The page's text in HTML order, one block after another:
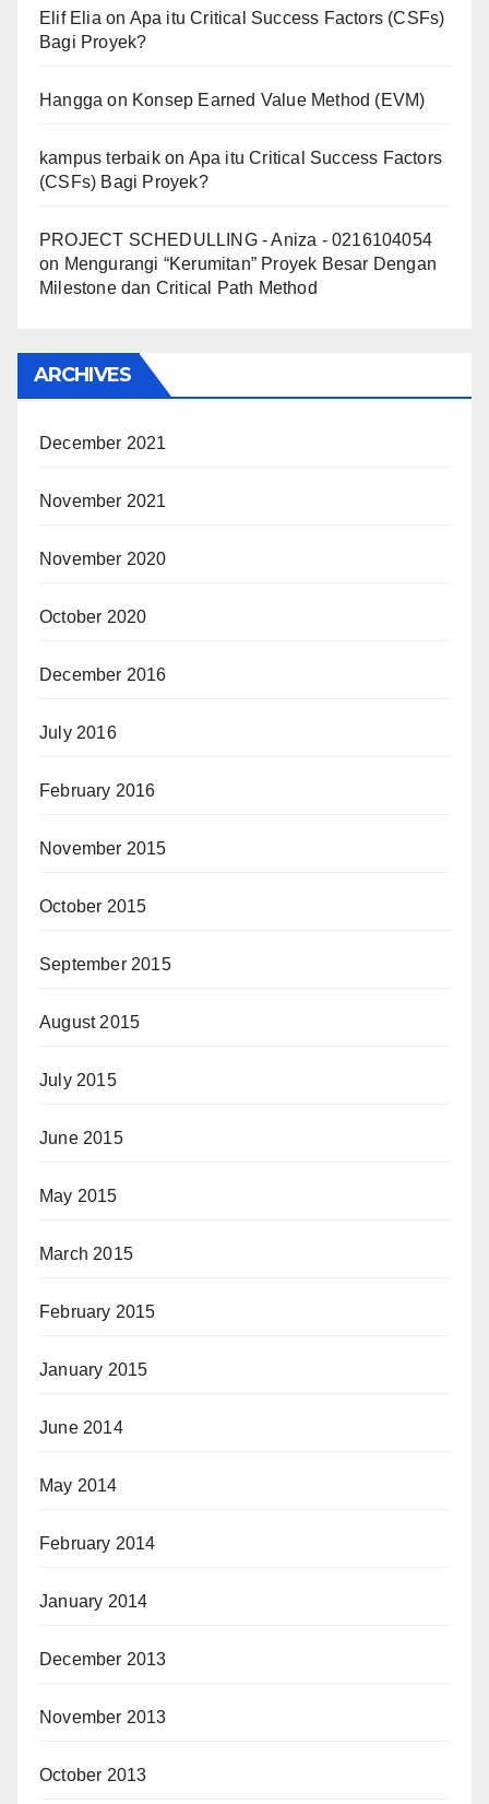
Elif Eliaon Apa itu Critical Success Factors (CSFs)
Bagi Proyek?
Hangga on Konsep Earned Value Method (EVM)
kampus terbaikon Apa itu Critical Success Factors
(CSFs) Bagi Proyek?
PROJECT SCHEDULLING - Aniza - 0216104054
on Mengurangi “Kerumitan” Proyek Besar Dengan
Milestone dan Critical Path Method
ARCHIVES
December 2021
November 2021
November 2020
October 2020
December 2016
July 2016
February 2016
November 2015
October 2015
September 2015
August 2015
July 2015
June 2015
May 2015
March 2015
February 2015
January 2015
June 2014
May 2014
February 2014
January 2014
December 2013
November 2013
October 2013